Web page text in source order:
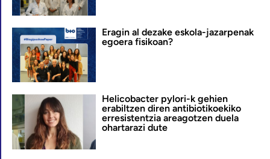
Eragin al dezake eskola-jazarpenak
egoera fisikoan?
Helicobacter pylori-k gehien
erabiltzen diren antibiotikoekiko
erresistentzia areagotzen duela
ohartarazi dute